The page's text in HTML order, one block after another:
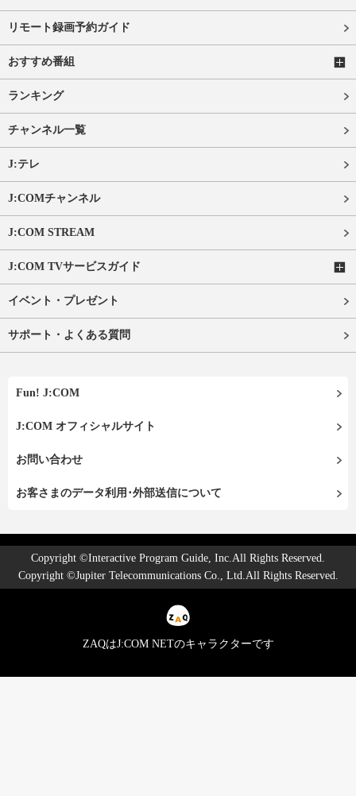
リモート録画予約ガイド
おすすめ番組
ランキング
チャンネル一覧
J:テレ
J:COMチャンネル
J:COM STREAM
J:COM TVサービスガイド
イベント・プレゼント
サポート・よくある質問
Fun! J:COM
J:COM オフィシャルサイト
お問い合わせ
お客さまのデータ利用･外部送信について
Copyright ©Interactive Program Guide, Inc.All Rights Reserved.
Copyright ©Jupiter Telecommunications Co., Ltd.All Rights Reserved.
ZAQはJ:COM NETのキャラクターです